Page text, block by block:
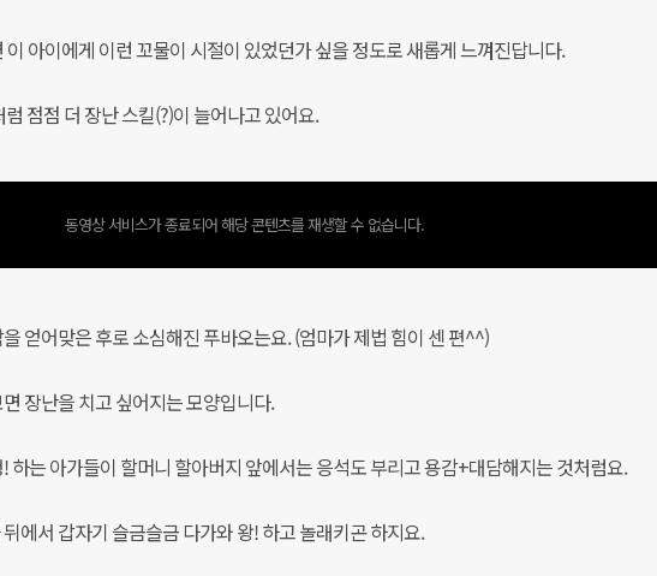
아이에게 이런 꼬물이 시절이 있었던가 싶을 정도로 새롭게 느껴진답니다.
점점 더 장난 스킬(?)이 늘어나고 있어요.
동영상 서비스가 종료되어 해당 콘텐츠를 재생할 수 없습니다.
얻어맞은 후로 소심해진 푸바오는요. (엄마가 제법 힘이 센 편^^)
장난을 치고 싶어지는 모양입니다.
하는 아가들이 할머니 할아버지 앞에서는 응석도 부리고 용감+대담해지는 것처럼요.
에서 갑자기 슬금슬금 다가와 왕! 하고 놀래키곤 하지요.